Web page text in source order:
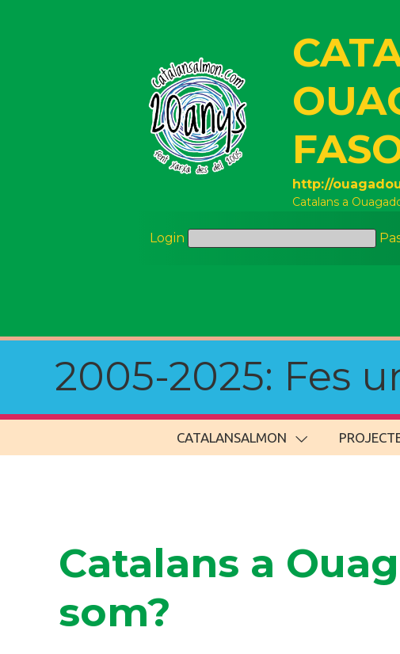
http://
Catalans a
Login
2005-2025: Fes
CATALANSALMON
Catalans a
som?